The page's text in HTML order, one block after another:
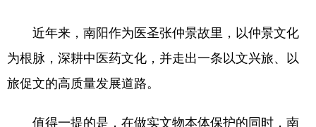
近年来，南阳作为医圣张仲景故里，以仲景文化
为根脉，深耕中医药文化，并走出一条以文兴旅、以
旅促文的高质量发展道路。
值得一提的是，在做实文物本体保护的同时，南